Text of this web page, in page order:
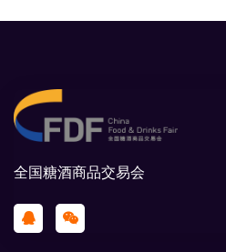
全国糖酒商品交易会